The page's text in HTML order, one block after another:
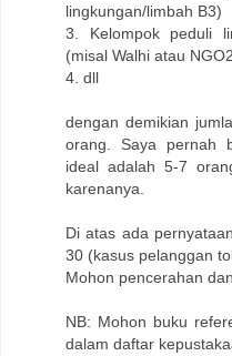
lingkungan/limbah B3)
3. Kelompok peduli
(misal Walhi atau
4. dll
dengan demikian
orang. Saya pernah
ideal adalah 5-7
karenanya.
Di atas ada
30 (kasus pelanggan
Mohon pencerahan
NB: Mohon buku
dalam daftar